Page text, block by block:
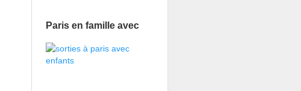
Paris en famille avec